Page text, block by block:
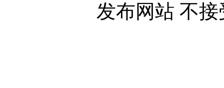
发布网站 不